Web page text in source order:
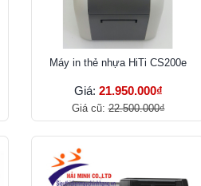
Máy in thẻ nhựa HiTi CS200e
Giá: 21.950.000₫
Giá cũ:22.500.000₫